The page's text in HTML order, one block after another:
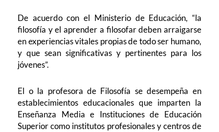
De acuerdo con el Ministerio de Educación, “la
filosofía y el aprender a filosofar deben arraigarse
en experiencias vitales propias de todo ser humano,
y que sean significativas y pertinentes para los
jóvenes”.
El o la profesora de Filosofía se desempeña en
establecimientos educacionales que imparten la
Enseñanza Media e Instituciones de Educación
Superior como institutos profesionales y centros de